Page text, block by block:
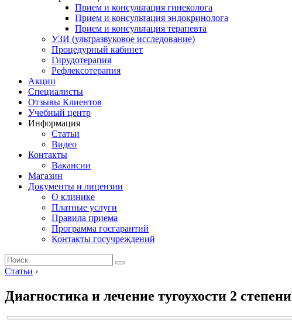
Прием и консультация гинеколога
Прием и консультация эндокринолога
Прием и консультация терапевта
УЗИ (ультразвуковое исследование)
Процедурный кабинет
Гирудотерапия
Рефлексотерапия
Акции
Специалисты
Отзывы Клиентов
Учебный центр
Информация
Статьи
Видео
Контакты
Вакансии
Магазин
Документы и лицензии
О клинике
Платные услуги
Правила приема
Программа госгарантий
Контакты госучреждений
Статьи ›
Диагностика и лечение тугоухости 2 степени